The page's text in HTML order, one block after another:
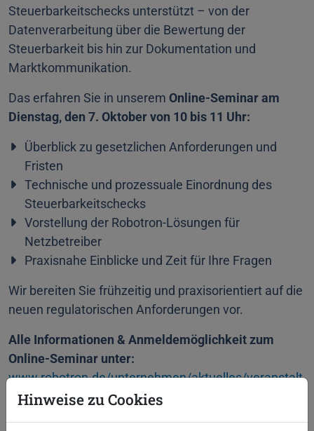
Steuerbarkeitschecks unterstützt – von der
Datenverarbeitung über die Bewertung der
Steuerbarkeit bis hin zur Dokumentation und
Marktkommunikation.
Das erfahren Sie in unserem Online-Seminar am
Dienstag, den 7. Oktober von 10 bis 11 Uhr:
Überblick zu gesetzlichen Anforderungen und
Fristen
Technische und prozessuale Einordnung des
Steuerbarkeitschecks
Vorstellung der Robotron-Lösungen für
Netzbetreiber
Praxisnahe Einblicke und Zeit für Ihre Fragen
Wir bereiten Sie frühzeitig und praxisorientiert auf die
neuen regulatorischen Anforderungen vor.
Alle Informationen & Anmeldemöglichkeit zum
Online-Seminar unter:
www.robotron.de/unternehmen/aktuelles/veranstalt
ungen/details/online-seminar-netzbetreiber-in-der-
Hinweise zu Cookies